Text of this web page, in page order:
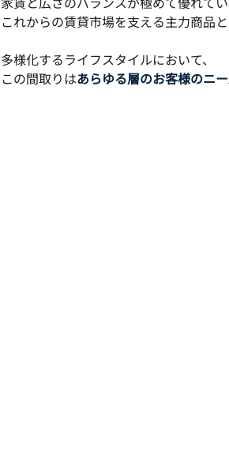
これからの賃貸市場を支える主力商品
多様化するライフスタイルにおいて、
この間取りはあらゆる層のお客様のニ